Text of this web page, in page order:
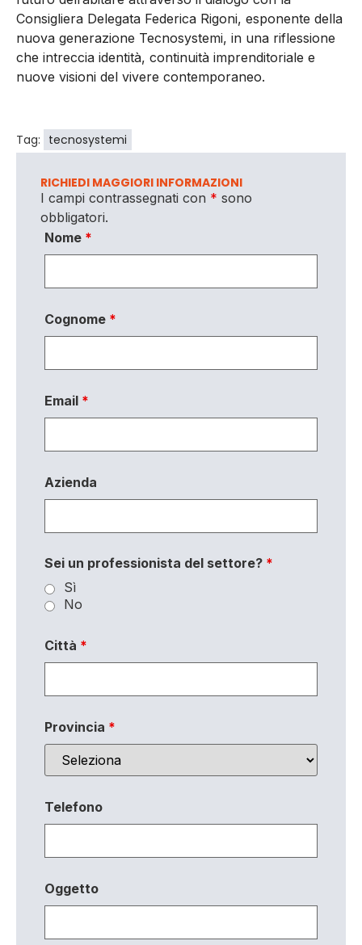
Consigliera Delegata Federica Rigoni, esponente della
nuova generazione Tecnosystemi, in una riflessione
che intreccia identità, continuità imprenditoriale e
nuove visioni del vivere contemporaneo.
Tag: tecnosystemi
RICHIEDI MAGGIORI INFORMAZIONI
I campi contrassegnati con * sono
obbligatori.
Nome *
Cognome *
Email *
Azienda
Sei un professionista del settore? *
Sì
No
Città *
Provincia *
Telefono
Oggetto